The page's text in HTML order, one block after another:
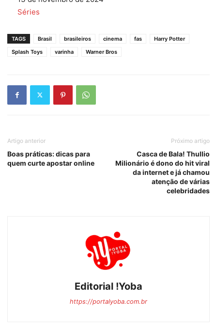
Em relação a
Séries
TAGS Brasil brasileiros cinema fas
Harry Potter
Splash Toys
varinha Warner Bros
Artigo anterior
Boas práticas: dicas para
quem curte apostar online
Próximo artigo
Casca de Bala! Thullio
Milionário é dono do hit viral
da internet e já chamou
atenção de várias
celebridades
Editorial !Yoba
https://portalyoba.com.br